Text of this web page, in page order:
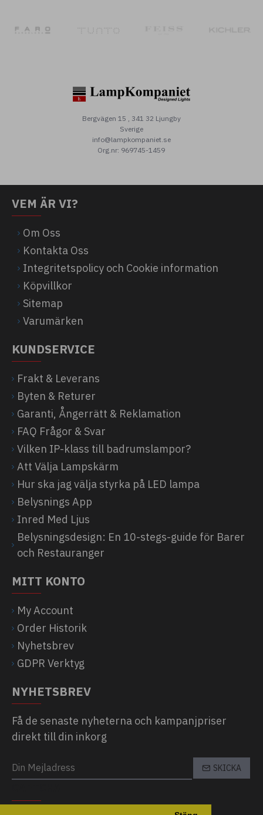
Bergvägen 15 , 341 32 Ljungby
Sverige
info@lampkompaniet.se
Org.nr: 969745-1459
VEM ÄR VI?
Om Oss
Kontakta Oss
Integritetspolicy och Cookie information
Köpvillkor
Sitemap
Varumärken
KUNDSERVICE
Frakt & Leverans
Byten & Returer
Garanti, Ångerrätt & Reklamation
FAQ Frågor & Svar
Vilken IP-klass till badrumslampor?
Att Välja Lampskärm
Hur ska jag välja styrka på LED lampa
Belysnings App
Inred Med Ljus
Belysningsdesign: En 10-stegs-guide för Barer
och Restauranger
MITT KONTO
My Account
Order Historik
Nyhetsbrev
GDPR Verktyg
NYHETSBREV
Få de senaste nyheterna och kampanjpriser
direkt till din inkorg
SKICKA